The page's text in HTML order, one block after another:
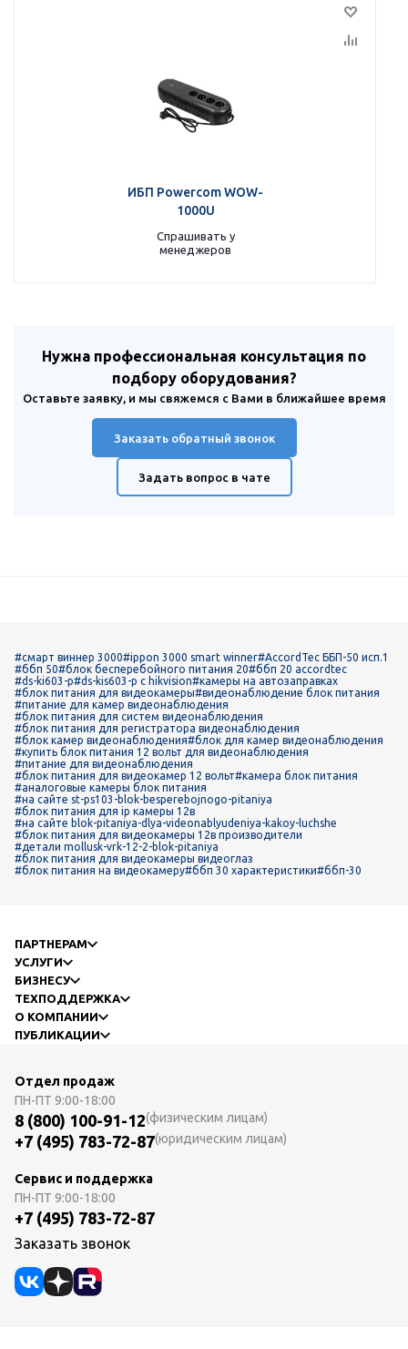
ИБП Powercom WOW-
1000U
Спрашивать у
менеджеров
Нужна профессиональная консультация по
подбору оборудования?
Оставьте заявку, и мы свяжемся с Вами в ближайшее время
Заказать обратный звонок
Задать вопрос в чате
#смарт виннер 3000#ippon 3000 smart winner#AccordTec ББП-50 исп.1
#ббп 50#блок бесперебойного питания 20#ббп 20 accordtec
#ds-ki603-p#ds-kis603-p c hikvision#камеры на автозаправках
#блок питания для видеокамеры#видеонаблюдение блок питания
#питание для камер видеонаблюдения
#блок питания для систем видеонаблюдения
#блок питания для регистратора видеонаблюдения
#блок камер видеонаблюдения#блок для камер видеонаблюдения
#купить блок питания 12 вольт для видеонаблюдения
#питание для видеонаблюдения
#блок питания для видеокамер 12 вольт#камера блок питания
#аналоговые камеры блок питания
#на сайте st-ps103-blok-besperebojnogo-pitaniya
#блок питания для ip камеры 12в
#на сайте blok-pitaniya-dlya-videonablyudeniya-kakoy-luchshe
#блок питания для видеокамеры 12в производители
#детали mollusk-vrk-12-2-blok-pitaniya
#блок питания для видеокамеры видеоглаз
#блок питания на видеокамеру#ббп 30 характеристики#ббп-30
ПАРТНЕРАМ
УСЛУГИ
БИЗНЕСУ
ТЕХПОДДЕРЖКА
О КОМПАНИИ
ПУБЛИКАЦИИ
Отдел продаж
ПН-ПТ 9:00-18:00
8 (800) 100-91-12(физическим лицам)
+7 (495) 783-72-87(юридическим лицам)
Сервис и поддержка
ПН-ПТ 9:00-18:00
+7 (495) 783-72-87
Заказать звонок